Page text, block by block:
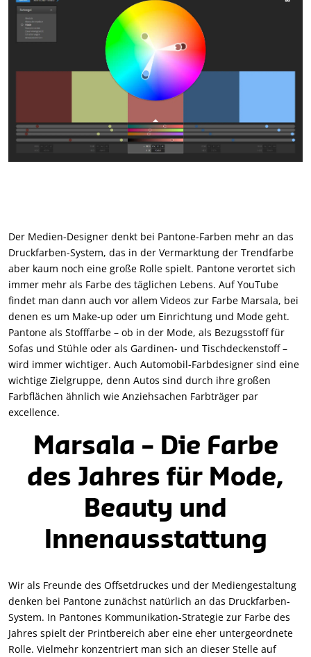
Der Medien-Designer denkt bei Pantone-Farben mehr an das
Druckfarben-System, das in der Vermarktung der Trendfarbe
aber kaum noch eine große Rolle spielt. Pantone verortet sich
immer mehr als Farbe des täglichen Lebens. Auf YouTube
findet man dann auch vor allem Videos zur Farbe Marsala, bei
denen es um Make-up oder um Einrichtung und Mode geht.
Pantone als Stofffarbe – ob in der Mode, als Bezugsstoff für
Sofas und Stühle oder als Gardinen- und Tischdeckenstoff –
wird immer wichtiger. Auch Automobil-Farbdesigner sind eine
wichtige Zielgruppe, denn Autos sind durch ihre großen
Farbflächen ähnlich wie Anziehsachen Farbträger par
excellence.
Marsala – Die Farbe
des Jahres für Mode,
Beauty und
Innenausstattung
Wir als Freunde des Offsetdruckes und der Mediengestaltung
denken bei Pantone zunächst natürlich an das Druckfarben-
System. In Pantones Kommunikation-Strategie zur Farbe des
Jahres spielt der Printbereich aber eine eher untergeordnete
Rolle. Vielmehr konzentriert man sich an dieser Stelle auf